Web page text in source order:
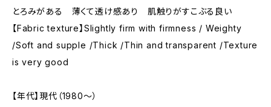
とろみがある 薄くて透け感あり 肌触りがすこぶる良い
【Fabric texture】Slightly firm with firmness / Weighty
/Soft and supple /Thick /Thin and transparent /Texture
is very good
【年代】現代（1980〜）